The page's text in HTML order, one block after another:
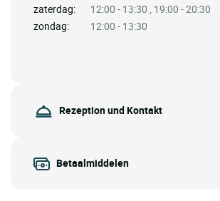
zaterdag:
12:00 - 13:30 , 19:00 - 20:30
zondag:
12:00 - 13:30
Rezeption und Kontakt
Betaalmiddelen